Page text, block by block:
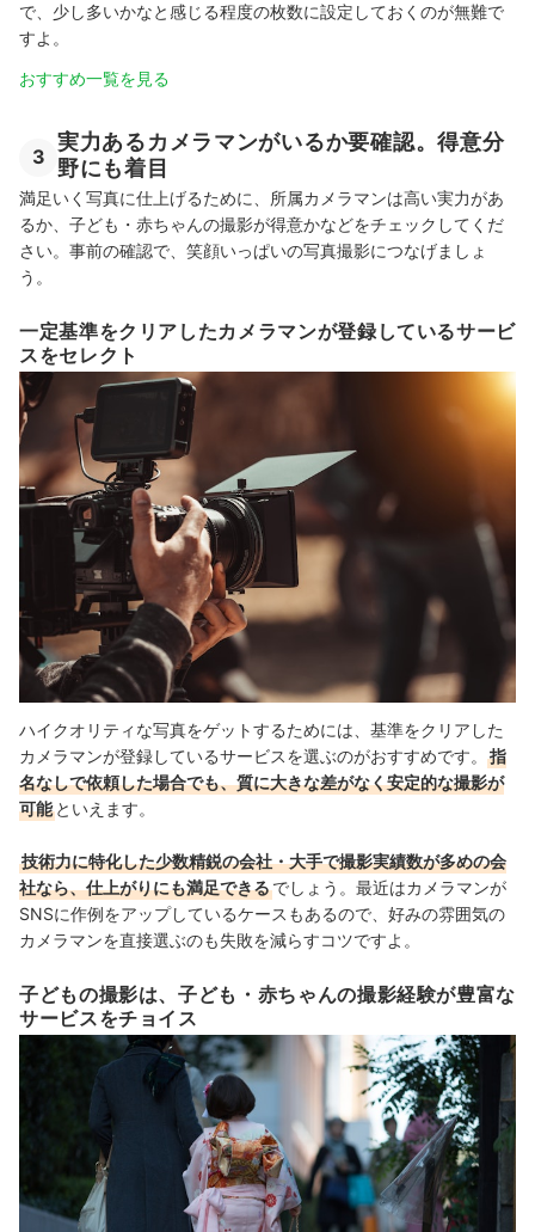
で、少し多いかなと感じる程度の枚数に設定しておくのが無難で
すよ。
おすすめ一覧を見る
3
実力あるカメラマンがいるか要確認。得意分
野にも着目
満足いく写真に仕上げるために、所属カメラマンは高い実力があ
るか、子ども・赤ちゃんの撮影が得意かなどをチェックしてくだ
さい。事前の確認で、笑顔いっぱいの写真撮影につなげましょ
う。
一定基準をクリアしたカメラマンが登録しているサービ
スをセレクト
ハイクオリティな写真をゲットするためには、基準をクリアした
カメラマンが登録しているサービスを選ぶのがおすすめです。
指
名なしで依頼した場合でも、質に大きな差がなく安定的な撮影が
可能 といえます。
技術力に特化した少数精鋭の会社・大手で撮影実績数が多めの会
社なら、仕上がりにも満足できるでしょう。最近はカメラマンが
SNSに作例をアップしているケースもあるので、好みの雰囲気の
カメラマンを直接選ぶのも失敗を減らすコツですよ。
子どもの撮影は、子ども・赤ちゃんの撮影経験が豊富な
サービスをチョイス